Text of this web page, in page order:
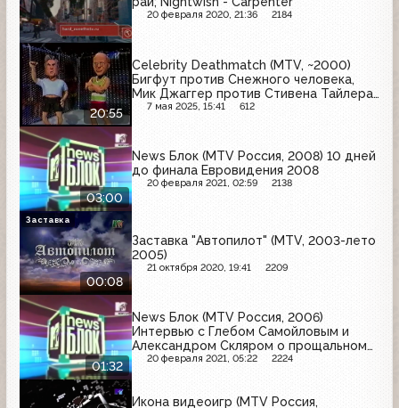
20 февраля 2020, 21:36 2184
20:55
Celebrity Deathmatch (MTV, ~2000)
Бигфут против Снежного человека,
Мик Джаггер против Стивена Тайлера,
Дэвид Леттерман против Дж
7 мая 2025, 15:41 612
03:00
News Блок (MTV Россия, 2008) 10 дней
до финала Евровидения 2008
20 февраля 2021, 02:59 2138
00:08
Заставка "Автопилот" (MTV, 2003-лето
2005)
21 октября 2020, 19:41 2209
Заставка
01:32
News Блок (MTV Россия, 2006)
Интервью с Глебом Самойловым и
Александром Скляром о прощальном
ужине
20 февраля 2021, 05:22 2224
Икона видеоигр (MTV Россия,